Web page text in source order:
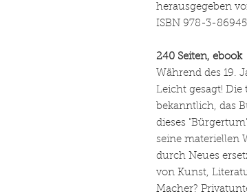
herausgegeben
ISBN 978-3-
240 Seiten, ebook
Während des 19.
Leicht gesagt!
bekanntlich, das
dieses
seine materiellen
durch Neues
von Kunst,
Macher?